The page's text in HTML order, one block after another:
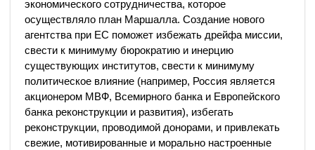
экономического сотрудничества, которое
осуществляло план Маршалла. Создание нового
агентства при ЕС поможет избежать дрейфа миссии,
свести к минимуму бюрократию и инерцию
существующих институтов, свести к минимуму
политическое влияние (например, Россия является
акционером МВФ, Всемирного банка и Европейского
банка реконструкции и развития), избегать
реконструкции, проводимой донорами, и привлекать
свежие, мотивированные и морально настроенные